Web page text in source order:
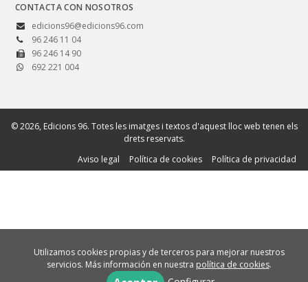
CONTACTA CON NOSOTROS
edicions96@edicions96.com
96 246 11 04
96 246 14 90
692 221 004
© 2026, Edicions 96. Totes les imatges i textos d'aquest lloc web tenen els
drets reservats.
Aviso legal
Política de cookies Política de privacidad
Utilizamos cookies propias y de terceros para mejorar nuestros
servicios. Más información en nuestra política de cookies.